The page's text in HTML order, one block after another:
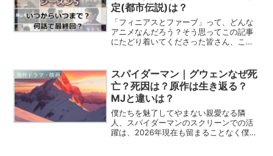
定(都市伝説)は？
「フィニアスとファーブ」って、どんな
アニメなんだろう？そう思ってこの記事
にたどり着いてくださった皆さん、こん
て、今では字幕なしで洋画や海外ドラマ
を楽しめるようになりまし...
海外ドラマ・映画
スパイダーマン｜グウェンなぜ死
亡？死因は？原作は生き返る？
MJと違いは？
僕たちを魅了してやまない親愛なる隣
人、スパイダーマンのスクリーンでの活
躍は、2026年現在も留まることなく僕た